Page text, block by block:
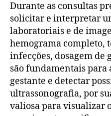
Durante as consultas
solicitar e interpretar
laboratoriais e de
hemograma completo,
infecções, dosagem de
são fundamentais para
gestante e detectar
ultrassonografia, por
valiosa para visualizar